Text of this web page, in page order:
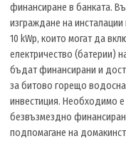
финансиране в банката.
изграждане на
10 kWp, които могат да
електричество (батерии)
бъдат финансирани и
за битово горещо
инвестиция. Необходимо
безвъзмездно
подпомагане на